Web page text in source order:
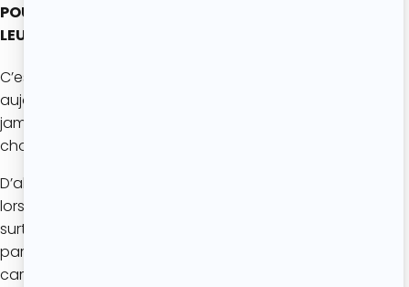
POURQUOI LES CERISES ÉTAIENT-ELLES LAISSÉES AVEC
LEUR NOYAU ?
C’est sans doute la particularité qui surprend le plus
aujourd’hui. Traditionnellement, les cerises n’étaient
jamais dénoyautées. Plusieurs raisons expliquent ce
choix.
D’abord, retirer les noyaux prenait beaucoup de temps
lorsque les familles préparaient de grands plats. Mais
surtout, les noyaux libèrent pendant la cuisson un léger
parfum rappelant l’amande, qui apporte une saveur
caractéristique au clafoutis traditionnel.